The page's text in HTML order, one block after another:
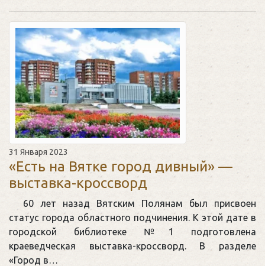
31 Января 2023
«Есть на Вятке город дивный» —
выставка-кроссворд
60 лет назад Вятским Полянам был присвоен
статус города областного подчинения. К этой дате в
городской библиотеке №1 подготовлена
краеведческая выставка-кроссворд. В разделе
«Город в…